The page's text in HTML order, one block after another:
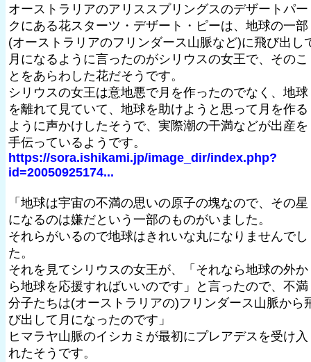
オーストラリアのアリススプリングスのデザートパー
クにある花スターツ・デザート・ピーは、地球の一部
(オーストラリアのフリンダース山脈など)に飛び出し
月になるように言ったのがシリウスの女王で、そのこ
とをあらわした花だそうです。
シリウスの女王は意地悪で月を作ったのでなく、地球
を離れて見ていて、地球を助けようと思って月を作る
ように声かけしたそうで、実際潮の干満などが出産を
手伝っているようです。
https://sora.ishikami.jp/image_dir/index.php?
id=20050925174...
「地球は宇宙の不満の思いの原子の塊なので、その星
になるのは嫌だという一部のものがいました。
それらがいるので地球はきれいな丸になりませんでし
た。
それを見てシリウスの女王が、「それなら地球の外か
ら地球を応援すればいいのです」と言ったので、不満
分子たちは(オーストラリアの)フリンダース山脈から
び出して月になったのです」
ヒマラヤ山脈のイシカミが最初にプレアデスを受け入
れたそうです。